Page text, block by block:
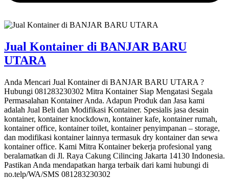
Jual Kontainer di BANJAR BARU
UTARA
Anda Mencari Jual Kontainer di BANJAR BARU UTARA ?
Hubungi 081283230302 Mitra Kontainer Siap Mengatasi Segala
Permasalahan Kontainer Anda. Adapun Produk dan Jasa kami
adalah Jual Beli dan Modifikasi Kontainer. Spesialis jasa desain
kontainer, kontainer knockdown, kontainer kafe, kontainer rumah,
kontainer office, kontainer toilet, kontainer penyimpanan – storage,
dan modifikasi kontainer lainnya termasuk dry kontainer dan sewa
kontainer office. Kami Mitra Kontainer bekerja profesional yang
beralamatkan di Jl. Raya Cakung Cilincing Jakarta 14130 Indonesia.
Pastikan Anda mendapatkan harga terbaik dari kami hubungi di
no.telp/WA/SMS 081283230302